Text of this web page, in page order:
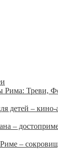
Рима: Треви,
детей – кино-
–
–